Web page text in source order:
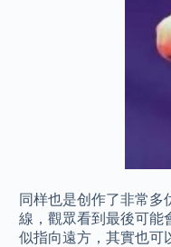
同样也是创作了非常多
線，觀眾看到最後可能
似指向遠方，其實也可